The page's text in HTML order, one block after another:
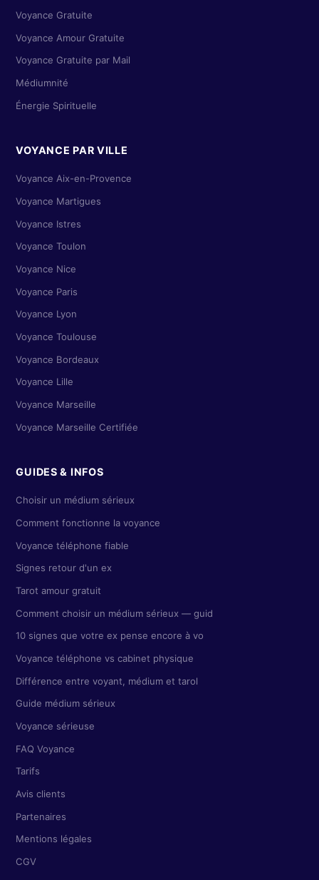
Voyance Gratuite
Voyance Amour Gratuite
Voyance Gratuite par Mail
Médiumnité
Énergie Spirituelle
VOYANCE PAR VILLE
Voyance Aix-en-Provence
Voyance Martigues
Voyance Istres
Voyance Toulon
Voyance Nice
Voyance Paris
Voyance Lyon
Voyance Toulouse
Voyance Bordeaux
Voyance Lille
Voyance Marseille
Voyance Marseille Certifiée
GUIDES & INFOS
Choisir un médium sérieux
Comment fonctionne la voyance
Voyance téléphone fiable
Signes retour d'un ex
Tarot amour gratuit
Comment choisir un médium sérieux — guid
10 signes que votre ex pense encore à vo
Voyance téléphone vs cabinet physique
Différence entre voyant, médium et tarol
Guide médium sérieux
Voyance sérieuse
FAQ Voyance
Tarifs
Avis clients
Partenaires
Mentions légales
CGV